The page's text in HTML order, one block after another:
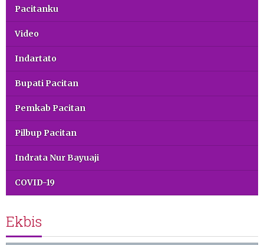
Pacitanku
Video
Indartato
Bupati Pacitan
Pemkab Pacitan
Pilbup Pacitan
Indrata Nur Bayuaji
COVID-19
Ekbis